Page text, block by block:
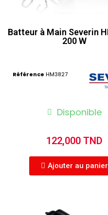
Batteur à Main Severin
200 W
Référence HM3827
Disponible
122,000 TND
Ajouter au panier